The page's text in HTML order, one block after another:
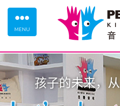
MENU
孩子的未来，从